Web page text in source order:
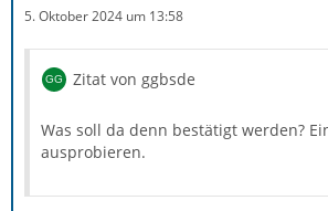
5. Oktober 2024 um 13:58
Zitat von ggbsde
Was soll da denn bestätigt werden?
ausprobieren.